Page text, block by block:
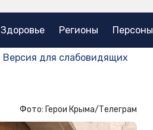
Здоровье Регионы Персоны
Версия для слабовидящих
Фото: Герои Крыма/Телеграм